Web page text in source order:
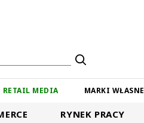
RETAIL MEDIA MARKI WŁASNE
RYNEK PRACY